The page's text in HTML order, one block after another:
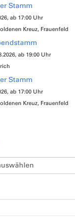
Stamm
ab 17:00 Uhr
Kreuz, Frauenfeld
ab 19:00 Uhr
Stamm
ab 17:00 Uhr
Kreuz, Frauenfeld